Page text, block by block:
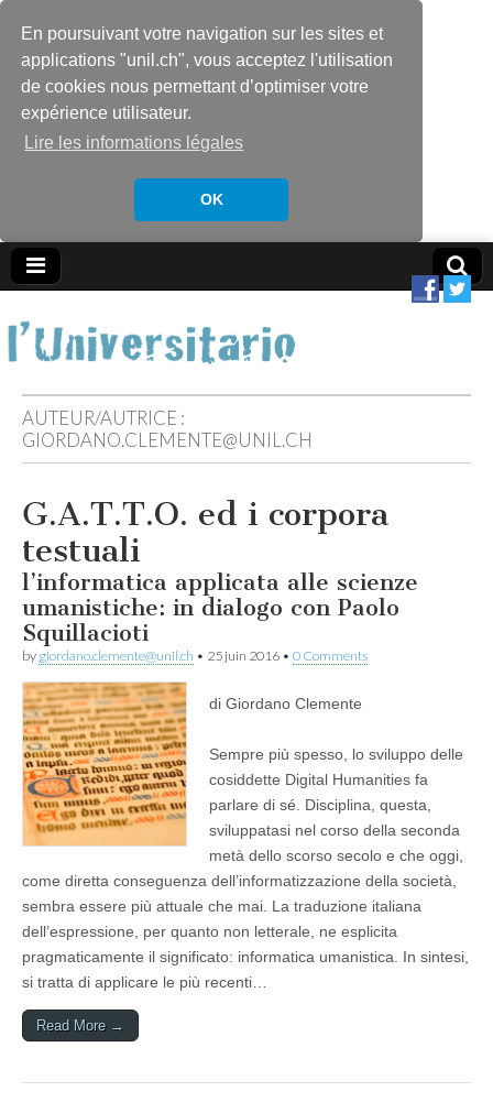
En poursuivant votre navigation sur les sites et
applications "unil.ch", vous acceptez l'utilisation
de cookies nous permettant d’optimiser votre
expérience utilisateur.
Lire les informations légales
OK
AUTEUR/AUTRICE :
GIORDANO.CLEMENTE@UNIL.CH
G.A.T.T.O. ed i corpora
testuali
l’informatica applicata alle scienze
umanistiche: in dialogo con Paolo
Squillacioti
by giordano.clemente@unil.ch • 25 juin 2016 • 0 Comments
di Giordano Clemente
Sempre più spesso, lo sviluppo delle
cosiddette Digital Humanities fa
parlare di sé. Disciplina, questa,
sviluppatasi nel corso della seconda
metà dello scorso secolo e che oggi,
come diretta conseguenza dell’informatizzazione della società,
sembra essere più attuale che mai. La traduzione italiana
dell’espressione, per quanto non letterale, ne esplicita
pragmaticamente il significato: informatica umanistica. In sintesi,
si tratta di applicare le più recenti…
Read More →